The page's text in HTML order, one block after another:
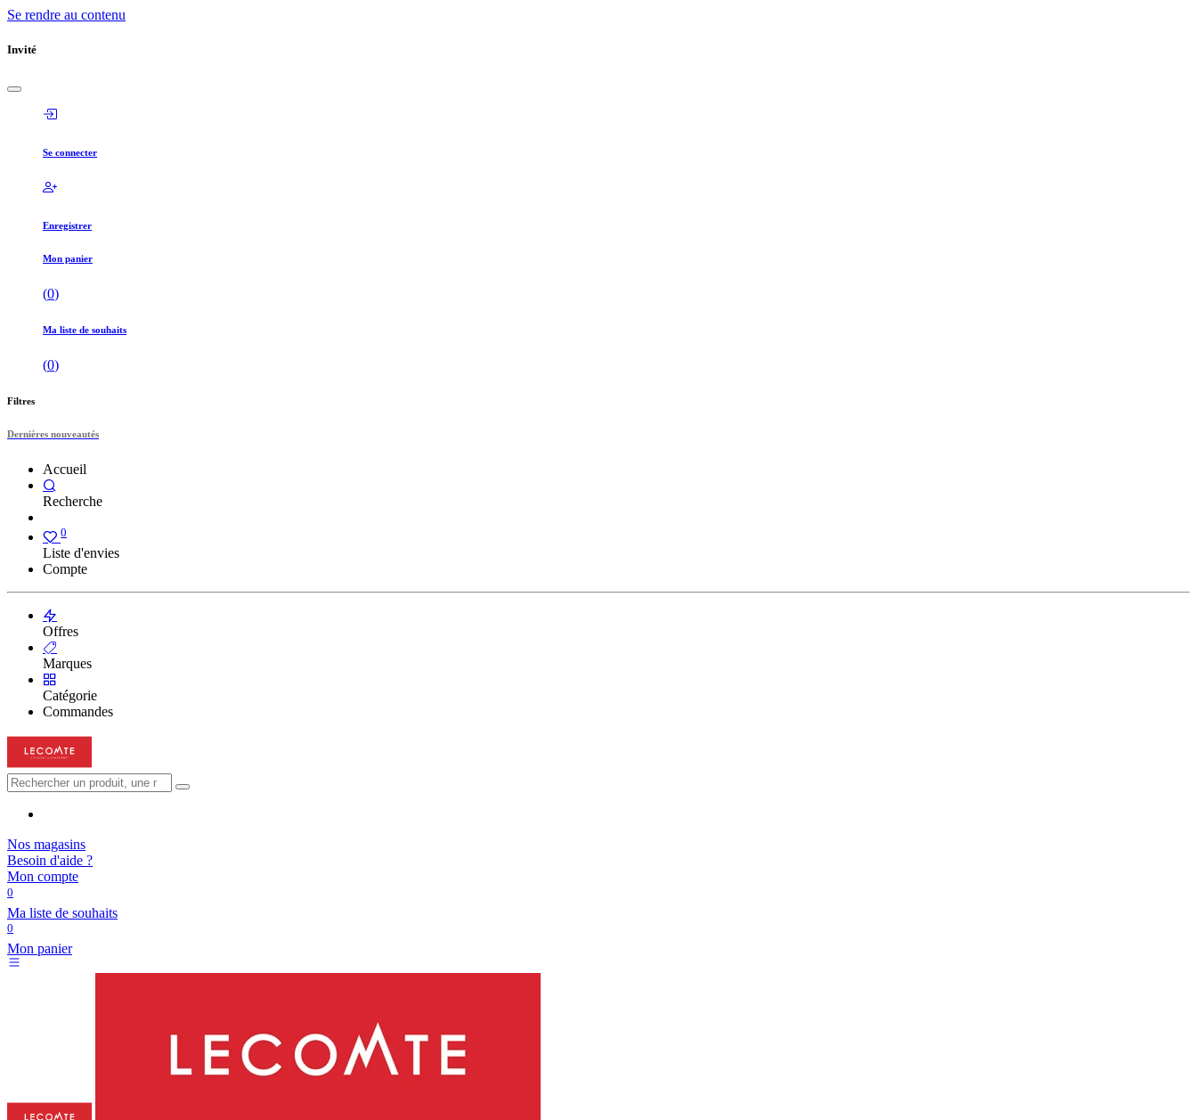
Se rendre au contenu
Invité
Se connecter
Enregistrer
Mon panier
(0)
Ma liste de souhaits
(0)
Filtres
Dernières nouveautés
Accueil
Recherche
0
Liste d'envies
Compte
Offres
Marques
Catégorie
Commandes
Nos magasins
Besoin d'aide ?
Mon compte
0
Ma liste de souhaits
0
Mon panier